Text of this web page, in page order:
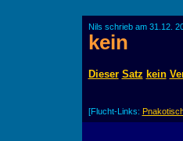
Nils schrieb am 31.12.
kein
Dieser Satz kein
[Flucht-Links: